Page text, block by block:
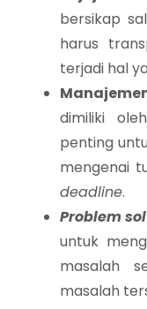
bersikap
harus
terjadi hal
dimiliki
penting
mengenai
deadline.
Problem
untuk
masalah
masalah